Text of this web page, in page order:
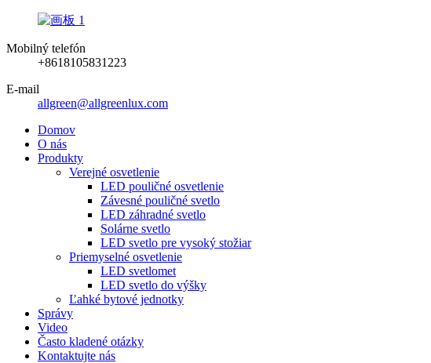
Mobilný telefón
+8618105831223
E-mail
allgreen@allgreenlux.com
Domov
O nás
Produkty
Verejné osvetlenie
LED pouličné osvetlenie
Závesné pouličné svetlo
LED záhradné svetlo
Solárne svetlo
LED svetlo pre vysoký stožiar
Priemyselné osvetlenie
LED svetlomet
LED svetlo do výšky
Ľahké bytové jednotky
Správy
Video
Často kladené otázky
Kontaktujte nás